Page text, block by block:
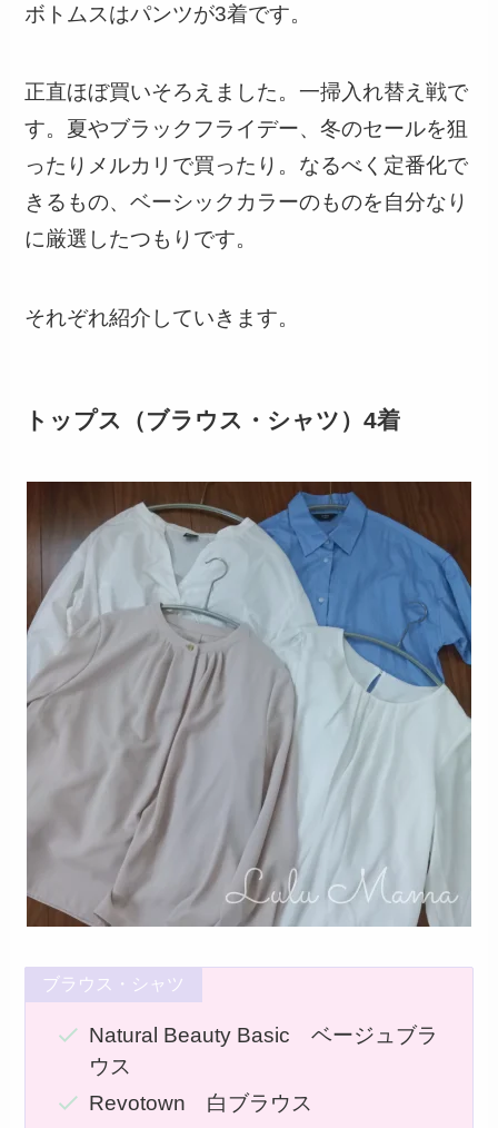
ボトムスはパンツが3着です。
正直ほぼ買いそろえました。一掃入れ替え戦で
す。夏やブラックフライデー、冬のセールを狙
ったりメルカリで買ったり。なるべく定番化で
きるもの、ベーシックカラーのものを自分なり
に厳選したつもりです。
それぞれ紹介していきます。
トップス（ブラウス・シャツ）4着
ブラウス・シャツ
Natural Beauty Basic ベージュブラ
ウス
Revotown 白ブラウス